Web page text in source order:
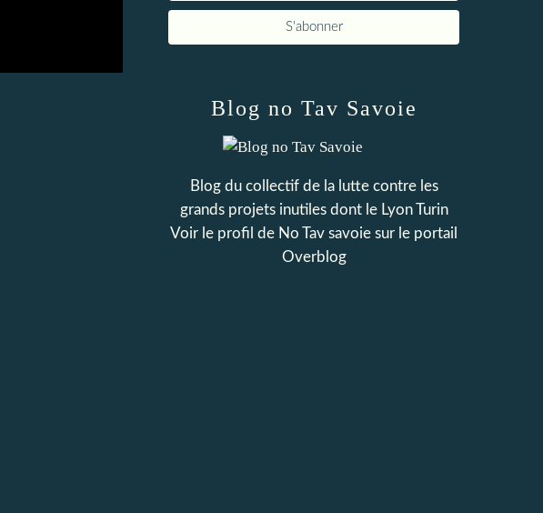
Blog no Tav Savoie
Blog du collectif de la lutte contre les
grands projets inutiles dont le Lyon Turin
Voir le profil de No Tav savoie sur le portail
Overblog